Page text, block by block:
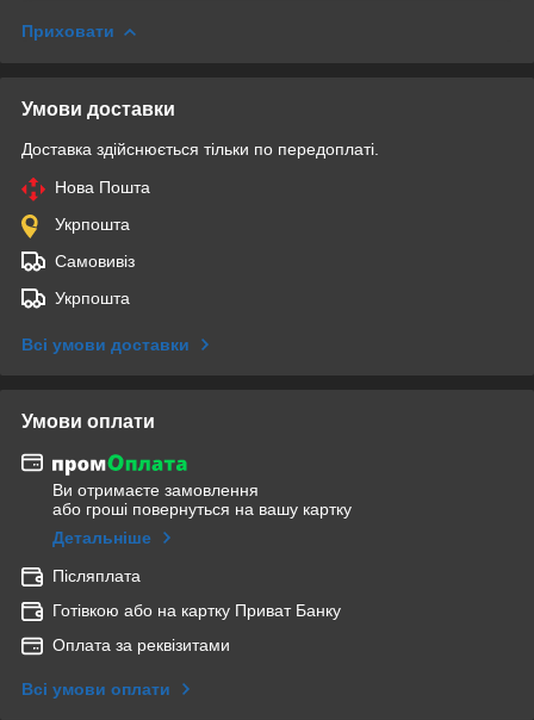
Приховати
Умови доставки
Доставка здійснюється тільки по передоплаті.
Нова Пошта
Укрпошта
Самовивіз
Укрпошта
Всі умови доставки
Умови оплати
Ви отримаєте замовлення
або гроші повернуться на вашу картку
Детальніше
Післяплата
Готівкою або на картку Приват Банку
Оплата за реквізитами
Всі умови оплати